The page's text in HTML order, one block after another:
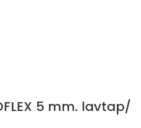
5 mm. lavtap/